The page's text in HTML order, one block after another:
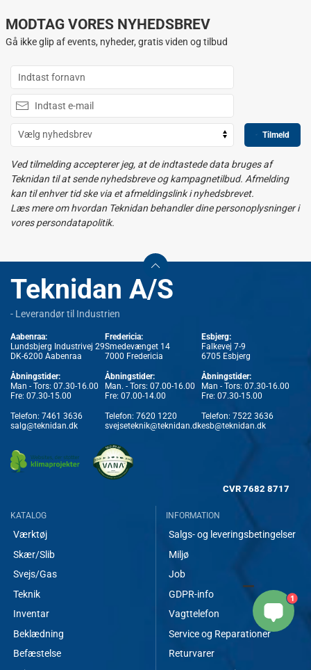
MODTAG VORES NYHEDSBREV
Gå ikke glip af events, nyheder, gratis viden og tilbud
Tilmeld
Ved tilmelding accepterer jeg, at de indtastede data bruges af
Teknidan til at sende nyhedsbreve og kampagnetilbud. Afmelding
kan til enhver tid ske via et afmeldingslink i nyhedsbrevet.
Læs mere om hvordan Teknidan behandler dine personoplysninger i
vores persondatapolitik.
Teknidan A/S
- Leverandør til Industrien
Aabenraa:
Lundsbjerg Industrivej 29
DK-6200 Aabenraa
Åbningstider:
Man - Tors: 07.30-16.00
Fre: 07.30-15.00
Telefon: 7461 3636
salg@teknidan.dk
Fredericia:
Smedevænget 14
7000 Fredericia
Åbningstider:
Man. - Tors: 07.00-16.00
Fre: 07.00-14.00
Telefon: 7620 1220
svejseteknik@teknidan.dk
Esbjerg:
Falkevej 7-9
6705 Esbjerg
Åbningstider:
Man - Tors: 07.30-16.00
Fre: 07.30-15.00
Telefon: 7522 3636
esb@teknidan.dk
CVR 7682 8717
KATALOG
Værktøj
Skær/Slib
Svejs/Gas
Teknik
Inventar
Beklædning
Befæstelse
INFORMATION
Salgs- og leveringsbetingelser
Miljø
Job
GDPR-info
Vagttelefon
Service og Reparationer
Returvarer
1